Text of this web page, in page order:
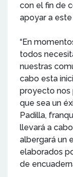
con el fin de
apoyar a
“En
todos
nuestras
cabo esta
proyecto nos
que sea un
Padilla,
llevará a
albergará un
elaborados
de